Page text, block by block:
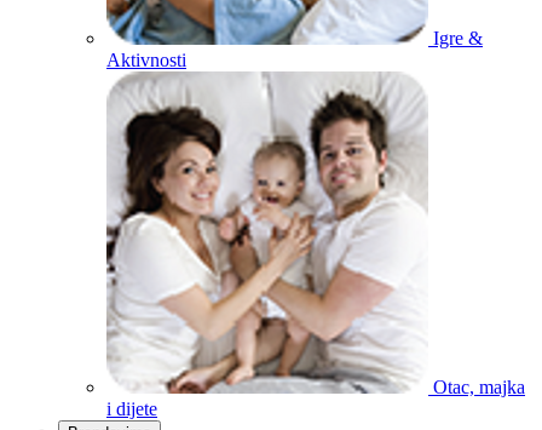
Igre &
Aktivnosti
Otac, majka
i dijete